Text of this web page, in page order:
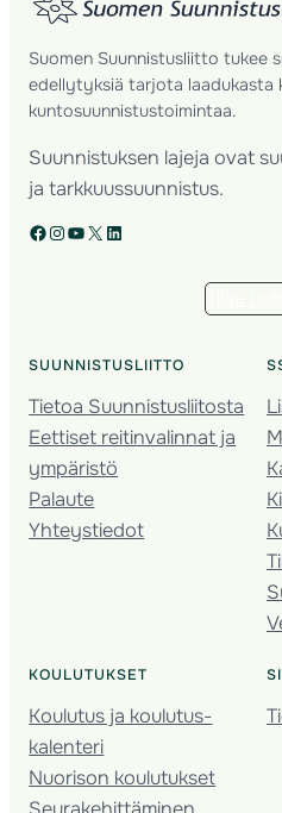
Suomen Suunnistusliitto tukee
edellytyksiä tarjota laadukasta
kuntosuunnistustoimintaa.
Suunnistuksen lajeja ovat
ja tarkkuussuunnistus.
Facebook Instagram YouTube X LinkedIn
SUUNNISTUSLIITTO
Tietoa Suunnistusliitosta
Eettiset reitinvalinnat ja
ympäristö
Palaute
Yhteystiedot
KOULUTUKSET
Koulutus ja koulutus­
kalenteri
Nuorison koulutukset